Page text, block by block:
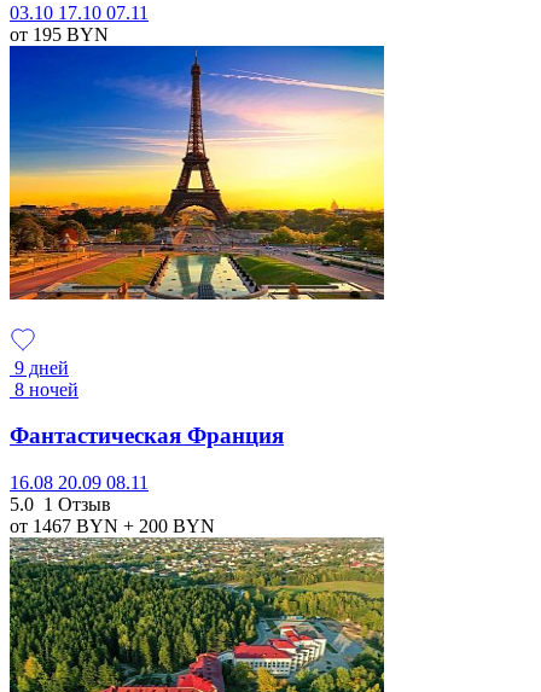
03.10 17.10 07.11
от 195 BYN
9 дней
8 ночей
Фантастическая Франция
16.08 20.09 08.11
5.0 1 Отзыв
от 1467 BYN + 200 BYN